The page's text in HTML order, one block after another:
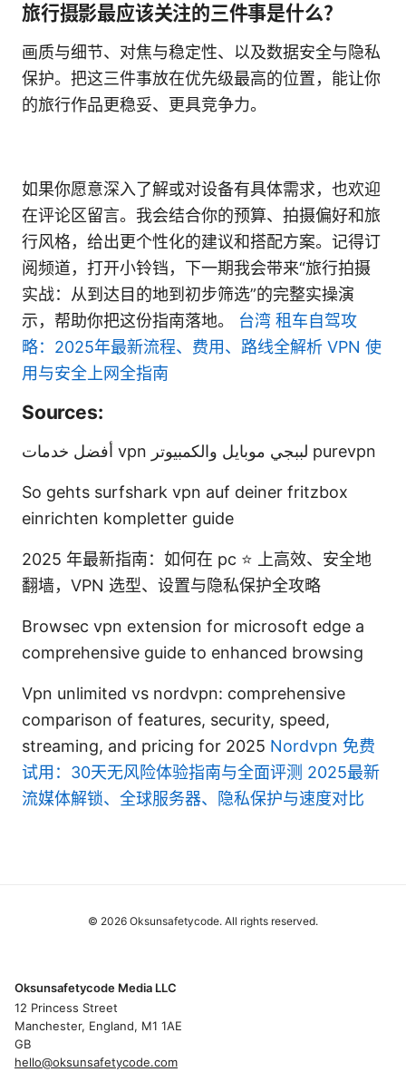
旅行摄影最应该关注的三件事是什么？
画质与细节、对焦与稳定性、以及数据安全与隐私
保护。把这三件事放在优先级最高的位置，能让你
的旅行作品更稳妥、更具竞争力。
如果你愿意深入了解或对设备有具体需求，也欢迎
在评论区留言。我会结合你的预算、拍摄偏好和旅
行风格，给出更个性化的建议和搭配方案。记得订
阅频道，打开小铃铛，下一期我会带来“旅行拍摄
实战：从到达目的地到初步筛选”的完整实操演
示，帮助你把这份指南落地。 台湾 租车自驾攻
略：2025年最新流程、费用、路线全解析 VPN 使
用与安全上网全指南
Sources:
أفضل خدمات vpn لببجي موبايل والكمبيوتر purevpn
So gehts surfshark vpn auf deiner fritzbox
einrichten kompletter guide
2025 年最新指南：如何在 pc ⭐ 上高效、安全地
翻墙，VPN 选型、设置与隐私保护全攻略
Browsec vpn extension for microsoft edge a
comprehensive guide to enhanced browsing
Vpn unlimited vs nordvpn: comprehensive
comparison of features, security, speed,
streaming, and pricing for 2025 Nordvpn 免费
试用：30天无风险体验指南与全面评测 2025最新
流媒体解锁、全球服务器、隐私保护与速度对比
© 2026 Oksunsafetycode. All rights reserved.
Oksunsafetycode Media LLC
12 Princess Street
Manchester, England, M1 1AE
GB
hello@oksunsafetycode.com